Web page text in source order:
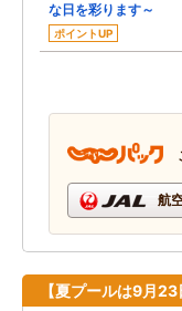
な日を彩ります～
ポイントUP
航
【夏プールは9月